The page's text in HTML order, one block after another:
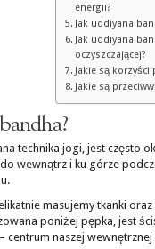
energii?
Jak uddiyana
Jak uddiyana
oczyszczającej?
Jakie są korzyści
Jakie są
technika jogi, jest często
wewnątrz i ku górze
masujemy tkanki
poniżej pępka, jest
– centrum naszej wewnętrznej